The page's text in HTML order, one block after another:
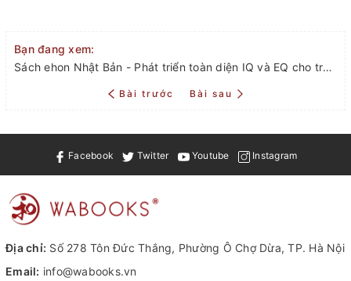
Bạn đang xem:
Sách ehon Nhật Bản - Phát triển toàn diện IQ và EQ cho trẻ 0 đến 6 tuổi
Bài trước Bài sau
Facebook Twitter Youtube Instagram
Địa chỉ: Số 278 Tôn Đức Thắng, Phường Ô Chợ Dừa, TP. Hà Nội
Email: info@wabooks.vn